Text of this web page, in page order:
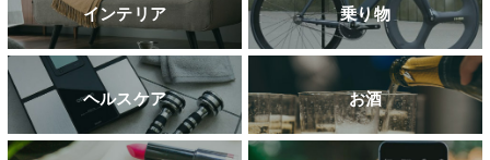
インテリア 乗り物
ヘルスケア お酒